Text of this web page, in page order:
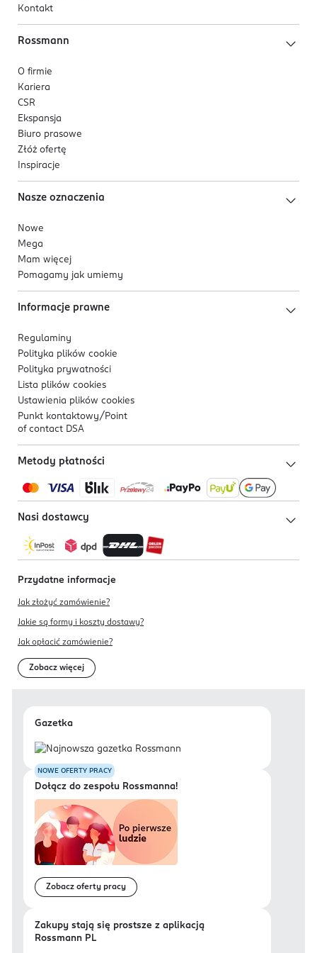
Kontakt
Rossmann
O firmie
Kariera
CSR
Ekspansja
Biuro prasowe
Złóż ofertę
Inspiracje
Nasze oznaczenia
Nowe
Mega
Mam więcej
Pomagamy jak umiemy
Informacje prawne
Regulaminy
Polityka plików cookie
Polityka prywatności
Lista plików cookies
Ustawienia plików cookies
Punkt kontaktowy/ Point
of contact DSA
Metody płatności
Nasi dostawcy
Przydatne informacje
Jak złożyć zamówienie?
Jakie są formy i koszty dostawy?
Jak opłacić zamówienie?
Zobacz więcej
Gazetka
NOWE OFERTY PRACY
Dołącz do zespołu Rossmanna!
Zobacz oferty pracy
Zakupy stają się prostsze z aplikacją
Rossmann PL